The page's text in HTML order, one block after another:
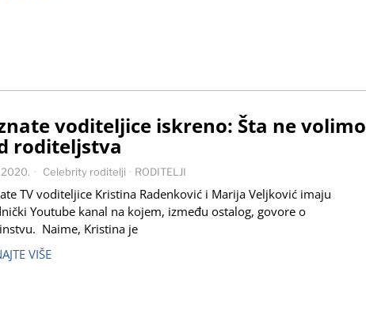
voditeljice iskreno: Šta ne volimo
roditeljstva
Celebrity roditelji · RODITELJI
TV voditeljice Kristina Radenković i Marija Veljković imaju
Youtube kanal na kojem, između ostalog, govore o
Naime, Kristina je
VIŠE